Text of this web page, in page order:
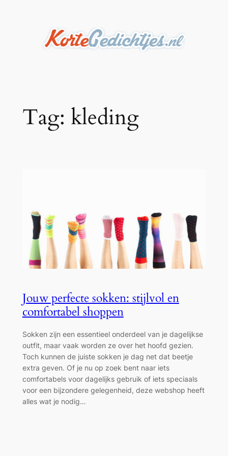
Tag: kleding
Jouw perfecte sokken: stijlvol en
comfortabel shoppen
Sokken zijn een essentieel onderdeel van je dagelijkse
outfit, maar vaak worden ze over het hoofd gezien.
Toch kunnen de juiste sokken je dag net dat beetje
extra geven. Of je nu op zoek bent naar iets
comfortabels voor dagelijks gebruik of iets speciaals
voor een bijzondere gelegenheid, deze webshop heeft
alles wat je nodig…